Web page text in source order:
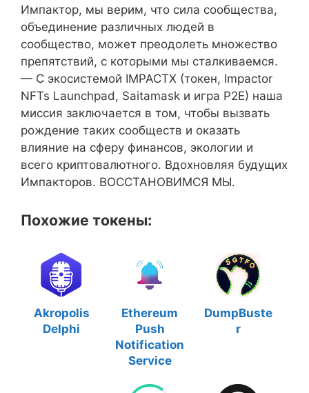
Импактор, мы верим, что сила сообщества,
объединение различных людей в
сообщество, может преодолеть множество
препятствий, с которыми мы сталкиваемся.
— С экосистемой IMPACTX (токен, Impactor
NFTs Launchpad, Saitamask и игра P2E) наша
миссия заключается в том, чтобы вызвать
рождение таких сообществ и оказать
влияние на сферу финансов, экологии и
всего криптовалютного. Вдохновляя будущих
Импакторов. ВОССТАНОВИМСЯ МЫ.
Похожие токены:
Akropolis
Delphi
Ethereum
Push
Notification
Service
DumpBuste
r